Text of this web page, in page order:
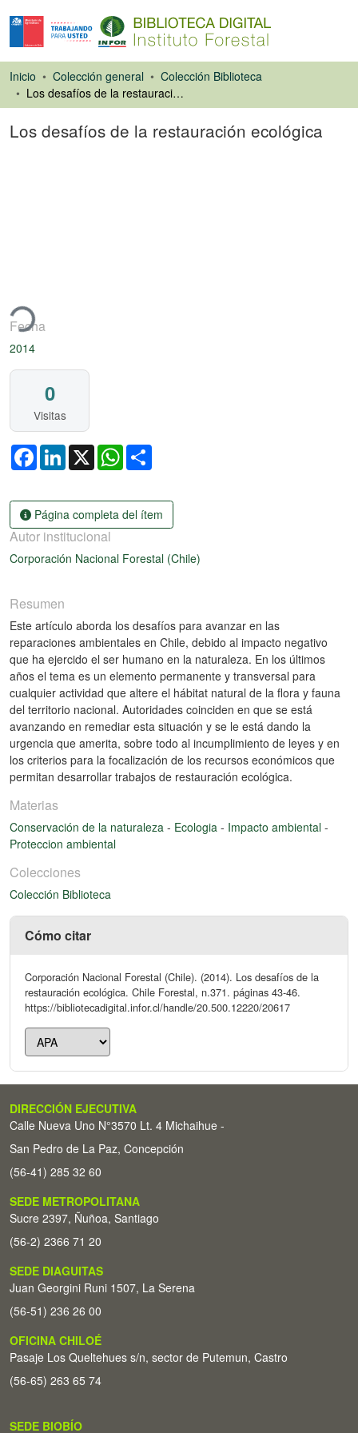
Inicio Colección general
Colección Biblioteca
Los desafíos de la restauración ecológica
Los desafíos de la restauración ecológica
Fecha
2014
0
Visitas
FacebookLinkedIn
X WhatsApp
Página completa del ítem
Autor institucional
Corporación Nacional Forestal (Chile)
Resumen
Este artículo aborda los desafíos para avanzar en las
reparaciones ambientales en Chile, debido al impacto negativo
que ha ejercido el ser humano en la naturaleza. En los últimos
años el tema es un elemento permanente y transversal para
cualquier actividad que altere el hábitat natural de la flora y fauna
del territorio nacional. Autoridades coinciden en que se está
avanzando en remediar esta situación y se le está dando la
urgencia que amerita, sobre todo al incumplimiento de leyes y en
los criterios para la focalización de los recursos económicos que
permitan desarrollar trabajos de restauración ecológica.
Materias
Conservación de la naturaleza - Ecologia - Impacto ambiental -
Proteccion ambiental
Colecciones
Colección Biblioteca
Cómo citar
Corporación Nacional Forestal (Chile). (2014). Los desafíos de la
restauración ecológica. Chile Forestal, n.371. páginas 43-46.
https://bibliotecadigital.infor.cl/handle/20.500.12220/20617
DIRECCIÓN EJECUTIVA
Calle Nueva Uno N°3570 Lt. 4 Michaihue -
San Pedro de La Paz, Concepción
(56-41) 285 32 60
SEDE METROPOLITANA
Sucre 2397, Ñuñoa, Santiago
(56-2) 2366 71 20
SEDE DIAGUITAS
Juan Georgini Runi 1507, La Serena
(56-51) 236 26 00
OFICINA CHILOÉ
Pasaje Los Queltehues s/n, sector de Putemun, Castro
(56-65) 263 65 74
SEDE BIOBÍO